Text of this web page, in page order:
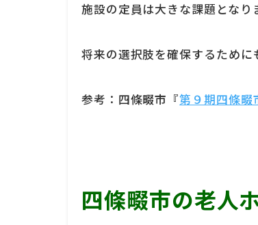
施設の定員は大きな課題となり
将来の選択肢を確保するために
参考：四條畷市『第９期四條畷
四條畷市の老人